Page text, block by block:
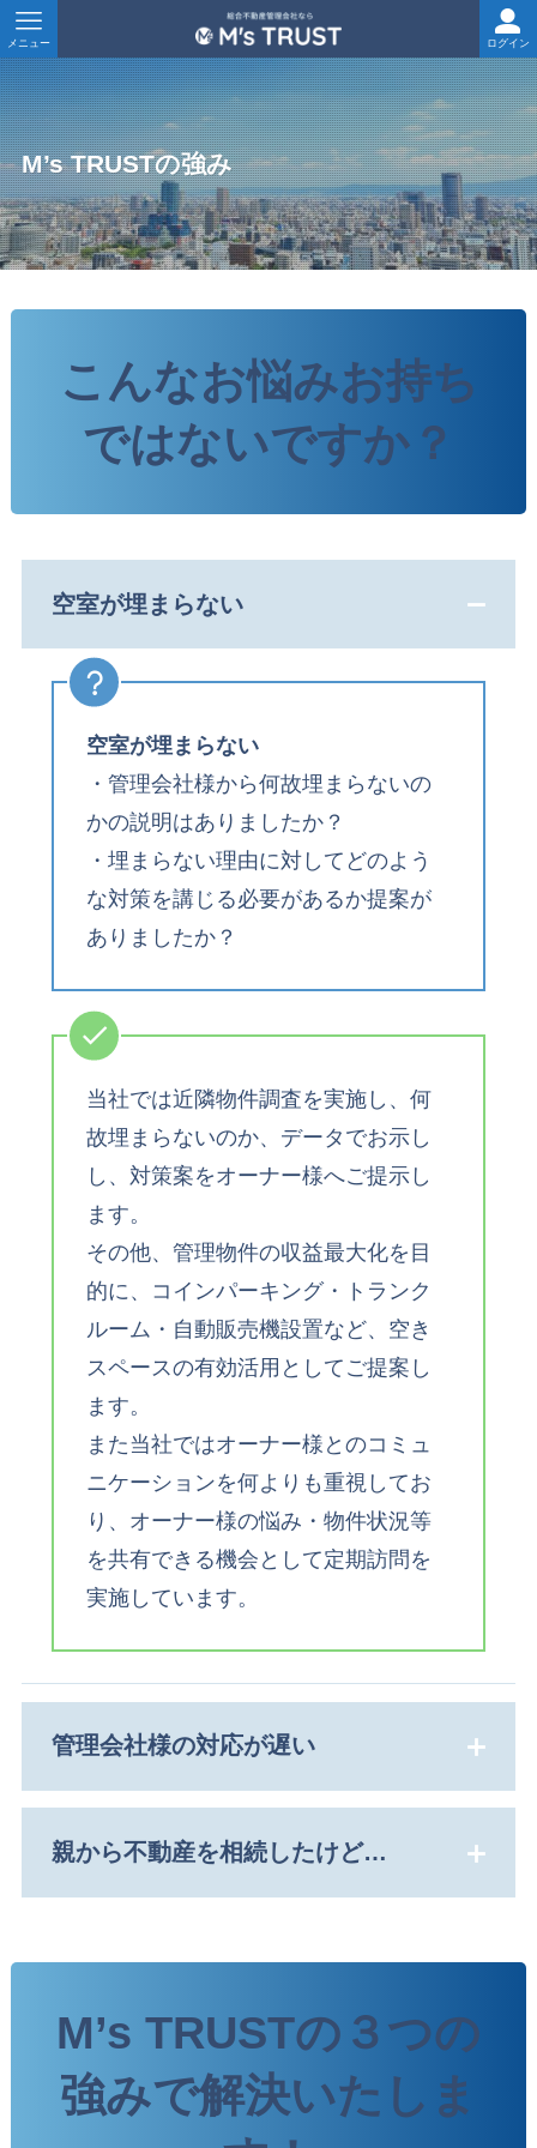
ログイン
メニュー
M’s TRUSTの強み
こんなお悩みお持ち
ではないですか？
空室が埋まらない
空室が埋まらない
・管理会社様から何故埋まらないの
かの説明はありましたか？
・埋まらない理由に対してどのよう
な対策を講じる必要があるか提案が
ありましたか？
当社では近隣物件調査を実施し、何
故埋まらないのか、データでお示し
し、対策案をオーナー様へご提示し
ます。
その他、管理物件の収益最大化を目
的に、コインパーキング・トランク
ルーム・自動販売機設置など、空き
スペースの有効活用としてご提案し
ます。
また当社ではオーナー様とのコミュ
ニケーションを何よりも重視してお
り、オーナー様の悩み・物件状況等
を共有できる機会として定期訪問を
実施しています。
管理会社様の対応が遅い
親から不動産を相続したけど…
M’s TRUSTの３つの
強みで解決いたしま